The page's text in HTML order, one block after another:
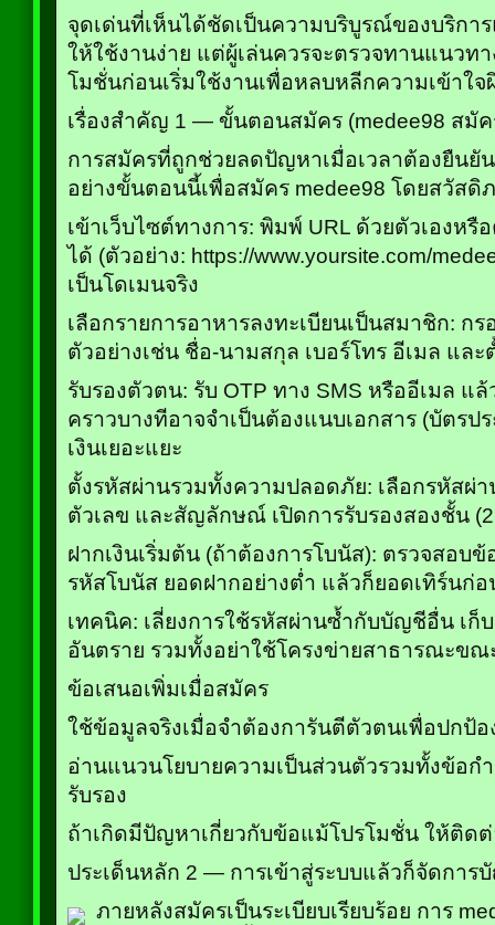
จุดเด่นที่เห็นได้ชัดเป็นความบริบูรณ์ของบริกา
ให้ใช้งานง่าย แต่ผู้เล่นควรจะตรวจทานแนวท
โมชั่นก่อนเริ่มใช้งานเพื่อหลบหลีกความเข้าใจ
เรื่องสำคัญ 1 — ขั้นตอนสมัคร (medee98 สมัค
การสมัครที่ถูกช่วยลดปัญหาเมื่อเวลาต้องยืนยั
อย่างขั้นตอนนี้เพื่อสมัคร medee98 โดยสวัสดิ
เข้าเว็บไซต์ทางการ: พิมพ์ URL ด้วยตัวเองห
ได้ (ตัวอย่าง: https://www.yoursite.com/
เป็นโดเมนจริง
เลือกรายการอาหารลงทะเบียนเป็นสมาชิก: ก
ตัวอย่างเช่น ชื่อ-นามสกุล เบอร์โทร อีเมล และ
รับรองตัวตน: รับ OTP ทาง SMS หรืออีเมล แ
คราวบางทีอาจจำเป็นต้องแนบเอกสาร (บัตรป
เงินเยอะแยะ
ตั้งรหัสผ่านรวมทั้งความปลอดภัย: เลือกรหัสผ่
ตัวเลข และสัญลักษณ์ เปิดการรับรองสองชั้น
ฝากเงินเริ่มต้น (ถ้าต้องการโบนัส): ตรวจสอบ
รหัสโบนัส ยอดฝากอย่างต่ำ แล้วก็ยอดเทิร์นก่อ
เทคนิค: เลี่ยงการใช้รหัสผ่านซ้ำกับบัญชีอื่น เก็
อันตราย รวมทั้งอย่าใช้โครงข่ายสาธารณะขณ
ข้อเสนอเพิ่มเมื่อสมัคร
ใช้ข้อมูลจริงเมื่อจำต้องการันตีตัวตนเพื่อปกป้
อ่านแนวนโยบายความเป็นส่วนตัวรวมทั้งข้อก
รับรอง
ถ้าเกิดมีปัญหาเกี่ยวกับข้อแม้โปรโมชั่น ให้ติด
ประเด็นหลัก 2 — การเข้าสู่ระบบแล้วก็จัดการ
ภายหลังสมัครเป็นระเบียบเรียบร้อย การ